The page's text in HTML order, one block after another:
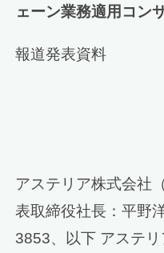
ェーン業務適用コン
報道発表資料
アステリア株式会社
表取締役社長：平野
3853、以下 アステ